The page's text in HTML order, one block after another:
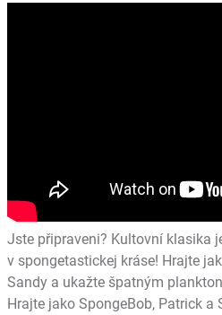
Jste připraveni? Kultovní klasika
v spongetastickej kráse! Hrajte
Sandy a ukažte špatným
Hrajte jako SpongeBob, Patrick a